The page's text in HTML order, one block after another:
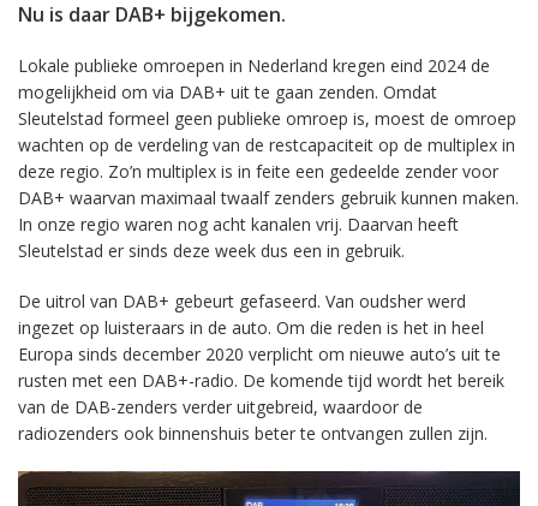
Nu is daar DAB+ bijgekomen.
Lokale publieke omroepen in Nederland kregen eind 2024 de
mogelijkheid om via DAB+ uit te gaan zenden. Omdat
Sleutelstad formeel geen publieke omroep is, moest de omroep
wachten op de verdeling van de restcapaciteit op de multiplex in
deze regio. Zo’n multiplex is in feite een gedeelde zender voor
DAB+ waarvan maximaal twaalf zenders gebruik kunnen maken.
In onze regio waren nog acht kanalen vrij. Daarvan heeft
Sleutelstad er sinds deze week dus een in gebruik.
De uitrol van DAB+ gebeurt gefaseerd. Van oudsher werd
ingezet op luisteraars in de auto. Om die reden is het in heel
Europa sinds december 2020 verplicht om nieuwe auto’s uit te
rusten met een DAB+-radio. De komende tijd wordt het bereik
van de DAB-zenders verder uitgebreid, waardoor de
radiozenders ook binnenshuis beter te ontvangen zullen zijn.